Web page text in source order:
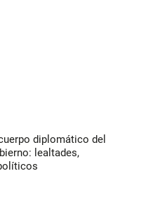
diplomático del
lealtades,